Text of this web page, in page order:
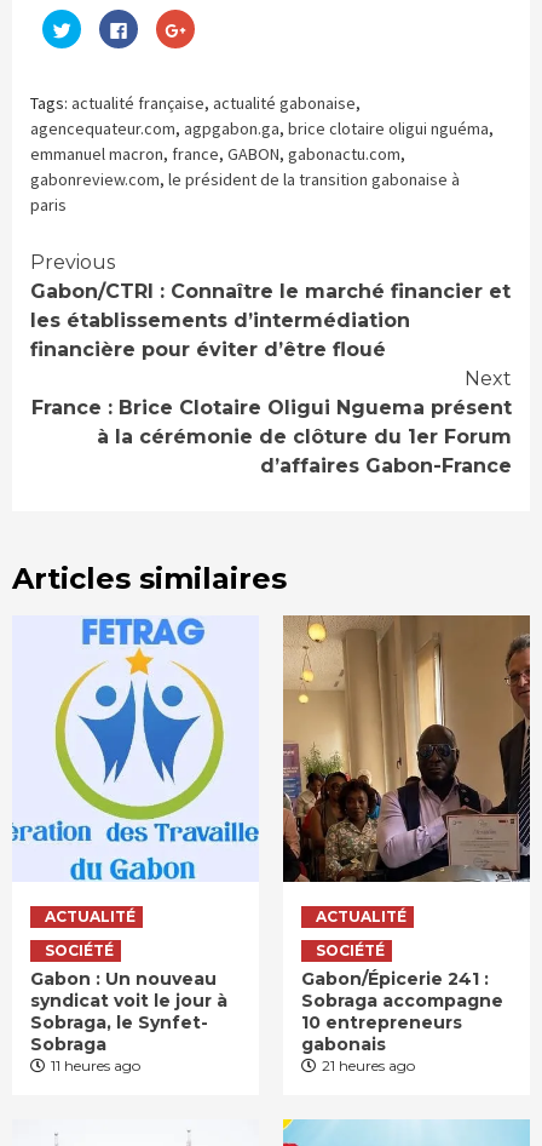
Cliquez
pour
partager
dans
une
nouvelle
fenêtre)
Cliquez
pour
partager
dans
une
nouvelle
fenêtre)
Cliquez
pour
(ouvre
dans
une
nouvelle
fenêtre)
Tags: actualité française, actualité gabonaise,
agencequateur.com, agpgabon.ga, brice clotaire oligui nguéma,
emmanuel macron, france, GABON, gabonactu.com,
gabonreview.com, le président de la transition gabonaise à
paris
Continue
Reading
Previous
Gabon/CTRI : Connaître le marché financier et
les établissements d’intermédiation
financière pour éviter d’être floué
Next
France : Brice Clotaire Oligui Nguema présent
à la cérémonie de clôture du 1er Forum
d’affaires Gabon-France
Articles similaires
ACTUALITÉ
SOCIÉTÉ
Gabon : Un nouveau
syndicat voit le jour à
Sobraga, le Synfet-
Sobraga
11 heures ago
ACTUALITÉ
SOCIÉTÉ
Gabon/Épicerie 241 :
Sobraga accompagne
10 entrepreneurs
gabonais
21 heures ago